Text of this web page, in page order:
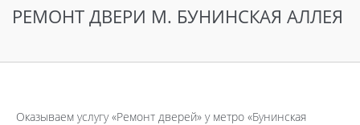
РЕМОНТ ДВЕРИ М. БУНИНСКАЯ АЛЛЕЯ
Оказываем услугу «Ремонт дверей» у метро «Бунинская